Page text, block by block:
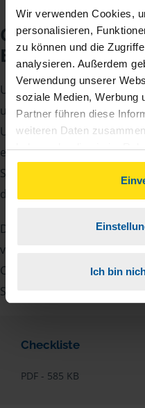
Wir verwenden Cookies,
personalisieren,
zu können und die
analysieren. Außerdem
Verwendung unserer
soziale Medien, Werbung
Partner führen diese
weiteren Daten
haben oder die sie im
gesammelt haben. Indem
können Sie der
unserer➔
Ich bin
Checkliste für
Um Ihre Steuererklärung
unsere Beraterinnen und
Unterlagen von Ihnen.
elektronische
die Bescheinigung über das
Damit Sie sich gut
vielen Nachweise
Checkliste für
Studenten sowie Rentner
Checkliste
PDF - 585 KB